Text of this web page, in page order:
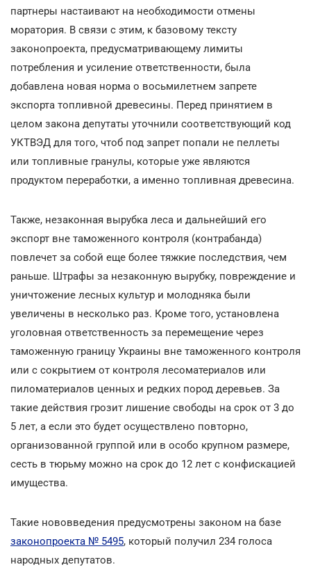
партнеры настаивают на необходимости отмены
моратория. В связи с этим, к базовому тексту
законопроекта, предусматривающему лимиты
потребления и усиление ответственности, была
добавлена новая норма о восьмилетнем запрете
экспорта топливной древесины. Перед принятием в
целом закона депутаты уточнили соответствующий код
УКТВЭД для того, чтоб под запрет попали не пеллеты
или топливные гранулы, которые уже являются
продуктом переработки, а именно топливная древесина.
Также, незаконная вырубка леса и дальнейший его
экспорт вне таможенного контроля (контрабанда)
повлечет за собой еще более тяжкие последствия, чем
раньше. Штрафы за незаконную вырубку, повреждение и
уничтожение лесных культур и молодняка были
увеличены в несколько раз. Кроме того, установлена
уголовная ответственность за перемещение через
таможенную границу Украины вне таможенного контроля
или с сокрытием от контроля лесоматериалов или
пиломатериалов ценных и редких пород деревьев. За
такие действия грозит лишение свободы на срок от 3 до
5 лет, а если это будет осуществлено повторно,
организованной группой или в особо крупном размере,
сесть в тюрьму можно на срок до 12 лет с конфискацией
имущества.
Такие нововведения предусмотрены законом на базе
законопроекта № 5495, который получил 234 голоса
народных депутатов.